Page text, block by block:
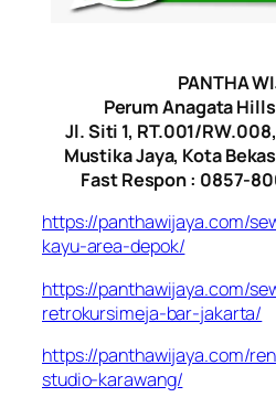
PANTHA
Perum Anagata
Jl. Siti 1, RT.001/
Mustika Jaya, Kota
Fast Respon : 0857-
https://panthawijaya.com/
kayu-area-depok/
https://panthawijaya.com/
retrokursimeja-bar-jakarta/
https://panthawijaya.com/
studio-karawang/